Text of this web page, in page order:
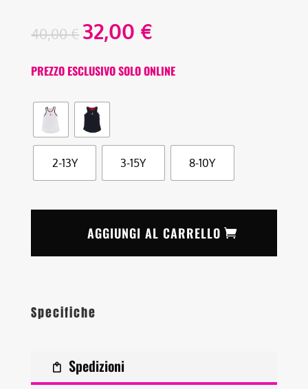
40,00€ 32,00 €
PREZZO ESCLUSIVO SOLO ONLINE
2-13Y 3-15Y 8-10Y
AGGIUNGI AL CARRELLO
Specifiche
Spedizioni